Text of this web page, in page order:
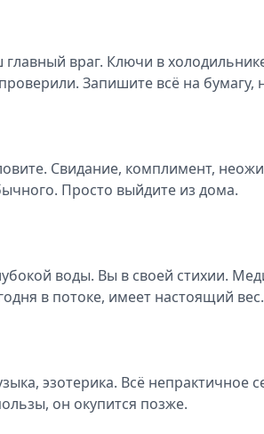
враг. Ключи в
Запишите всё на бумагу,
Свидание, комплимент,
Просто выйдите из дома.
воды. Вы в своей стихии.
в потоке, имеет настоящий вес.
эзотерика. Всё непрактичное
он окупится позже.